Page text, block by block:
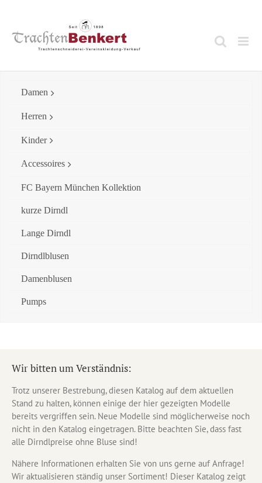
content
Damen
Herren
Kinder
Accessoires
FC Bayern München Kollektion
kurze Dirndl
Lange Dirndl
Dirndlblusen
Damenblusen
Pumps
Wir bitten um Verständnis:
Trotz unserer Bestrebung, diesen Katalog auf dem aktuellen
Stand zu halten, können einige der hier gezeigten Modelle
bereits vergriffen sein. Neue Modelle sind möglicherweise noch
nicht in den Katalog eingetragen. Bitte beachten Sie, dass fast
alle Dirndlpreise ohne Bluse sind!
Nähere Informationen erhalten Sie von uns gerne auf Anfrage!
Wir aktualisieren ständig unser Sortiment! Dieser Katalog zeigt